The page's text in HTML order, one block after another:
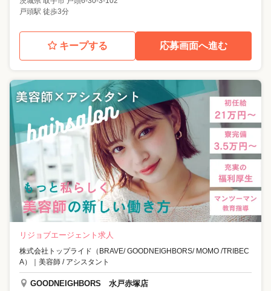
戸頭駅 徒歩3分
キープする 応募画面へ進む
リジョブエージェント求人
株式会社トップライド（BRAVE/ GOODNEIGHBORS/ MOMO /TRIBEC
A）
｜ 美容師 / アシスタント
GOODNEIGHBORS 水戸赤塚店